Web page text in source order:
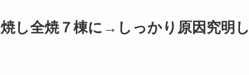
し全焼７棟に→しっかり原因究明し